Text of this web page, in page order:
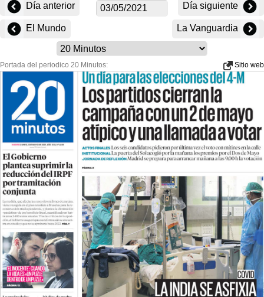
Día anterior Día siguiente
El Mundo La Vanguardia
Portada del periodico 20 Minutos: Sitio web